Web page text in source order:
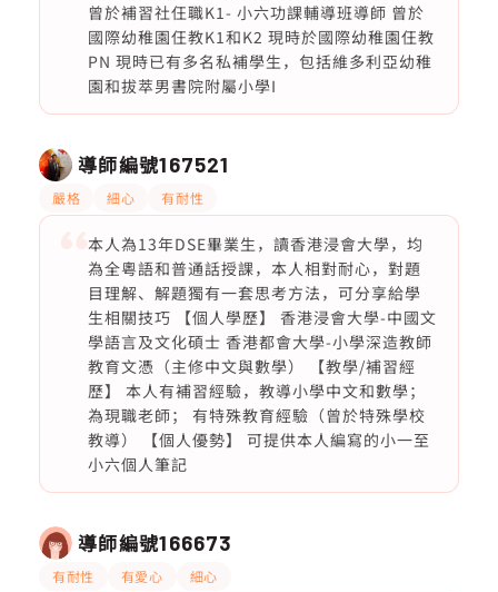
曾於補習社仼職K1- 小六功課輔導班導師 曾於
國際幼稚園仼教K1和K2 現時於國際幼稚園仼教
PN 現時已有多名私補學生，包括維多利亞幼稚
園和拔萃男書院附屬小學I
導師編號167521
嚴格 細心 有耐性
本人為13年DSE畢業生，讀香港浸會大學，均
為全粵語和普通話授課，本人相對耐心，對題
目理解、解題獨有一套思考方法，可分享給學
生相關技巧 【個人學歷】 香港浸會大學-中國文
學語言及文化碩士 香港都會大學-小學深造教師
教育文憑（主修中文與數學） 【教學/補習經
歷】 本人有補習經驗，教導小學中文和數學；
為現職老師； 有特殊教育經驗（曾於特殊學校
教導） 【個人優勢】 可提供本人編寫的小一至
小六個人筆記
導師編號166673
有耐性 有愛心 細心